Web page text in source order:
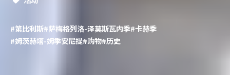
#第比利斯#萨梅格列洛-泽莫斯瓦内季#卡赫季
#姆茨赫塔-姆季安尼提#购物#历史